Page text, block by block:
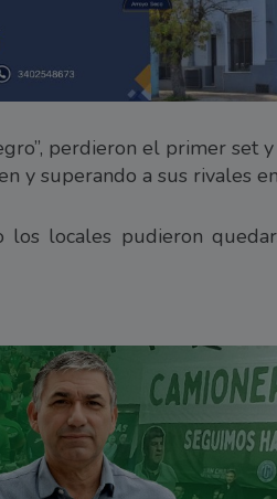
perdieron el primer set
y superando a sus rivales
los locales pudieron